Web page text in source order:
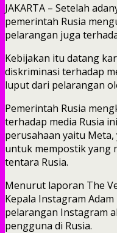
JAKARTA – Setelah
pemerintah Rusia
pelarangan juga
Kebijakan itu datang
diskriminasi terhadap
luput dari pelarangan
Pemerintah Rusia
terhadap media Rusia
perusahaan yaitu
untuk mempostik yang
tentara Rusia.
Menurut laporan The
Kepala Instagram
pelarangan Instagram
pengguna di Rusia.